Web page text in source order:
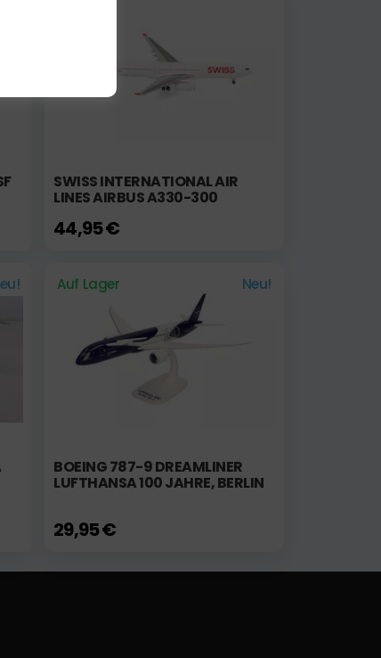
SWISS INTERNATIONAL AIR
LINES AIRBUS A330-300
44,95 €
Auf Lager Neu!
BOEING 787-9 DREAMLINER
LUFTHANSA 100 JAHRE, BERLIN
29,95 €